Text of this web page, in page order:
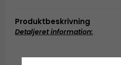
Produktbeskrivning
Detaljeret information: